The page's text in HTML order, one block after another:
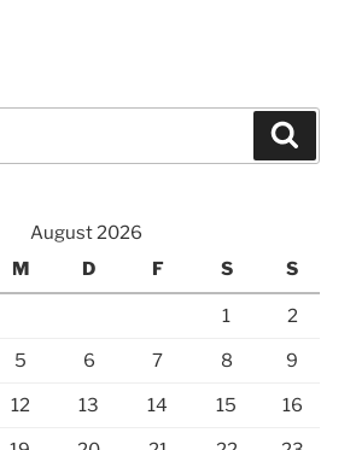
August 2026
M D F S S
1 2
5 6 7 8 9
12 13 14 15 16